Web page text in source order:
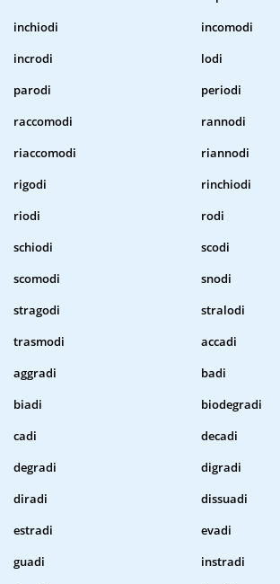
inchiodi
incomodi
incrodi
lodi
parodi
periodi
raccomodi
rannodi
riaccomodi
riannodi
rigodi
rinchiodi
riodi
rodi
schiodi
scodi
scomodi
snodi
stragodi
stralodi
trasmodi
accadi
aggradi
badi
biadi
biodegradi
cadi
decadi
degradi
digradi
diradi
dissuadi
estradi
evadi
guadi
instradi